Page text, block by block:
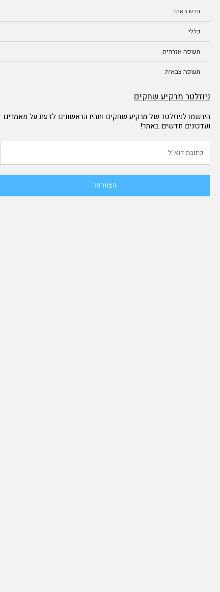
חדש באתר
כללי
תעופה אזרחית
תעופה צבאית
ניוזלטר מרקיע שחקים
הירשמו לניוזלטר של מרקיע שחקים ותהיו הראשונים לדעת על מאמרים
ועדכונים חדשים באתר!